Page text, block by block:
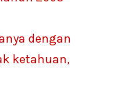
dengan
ketahuan,